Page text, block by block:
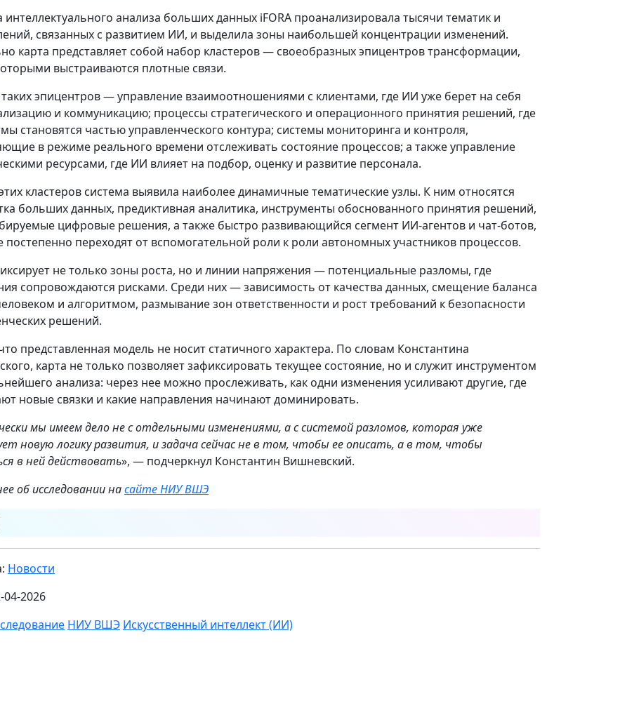
интеллектуального анализа больших данных iFORA проанализировала тысячи тематик и
связанных с развитием ИИ, и выделила зоны наибольшей концентрации изменений.
карта представляет собой набор кластеров — своеобразных эпицентров трансформации,
выстраиваются плотные связи.
эпицентров — управление взаимоотношениями с клиентами, где ИИ уже берет на себя
и коммуникацию; процессы стратегического и операционного принятия решений, где
становятся частью управленческого контура; системы мониторинга и контроля,
в режиме реального времени отслеживать состояние процессов; а также управление
ресурсами, где ИИ влияет на подбор, оценку и развитие персонала.
кластеров система выявила наиболее динамичные тематические узлы. К ним относятся
больших данных, предиктивная аналитика, инструменты обоснованного принятия решений,
цифровые решения, а также быстро развивающийся сегмент ИИ-агентов и чат-ботов,
постепенно переходят от вспомогательной роли к роли автономных участников процессов.
не только зоны роста, но и линии напряжения — потенциальные разломы, где
сопровождаются рисками. Среди них — зависимость от качества данных, смещение баланса
и алгоритмом, размывание зон ответственности и рост требований к безопасности
решений.
представленная модель не носит статичного характера. По словам Константина
карта не только позволяет зафиксировать текущее состояние, но и служит инструментом
анализа: через нее можно прослеживать, как одни изменения усиливают другие, где
новые связки и какие направления начинают доминировать.
мы имеем дело не с отдельными изменениями, а с системой разломов, которая уже
новую логику развития, и задача сейчас не в том, чтобы ее описать, а в том, чтобы
в ней действовать», — подчеркнул Константин Вишневский.
об исследовании насайте НИУ ВШЭ
Новости
04-2026
НИУ ВШЭ Искусственный интеллект (ИИ)